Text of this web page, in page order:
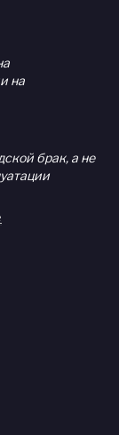
на
брак, а не